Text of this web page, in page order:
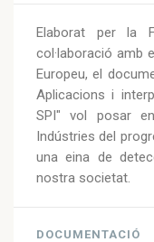
Elaborat per la
col·laboració amb
Europeu, el
Aplicacions i
SPI" vol posar
Indústries del
una eina de
nostra societat.
DOCUMENTACIÓ